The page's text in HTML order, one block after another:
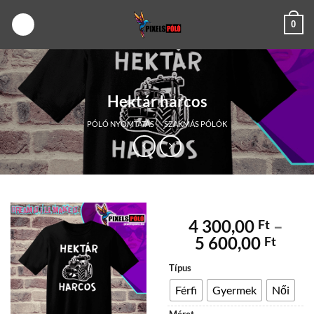
0
Hektár harcos
PÓLÓ NYOMTATÁS / SZAKMÁS PÓLÓK
4 300,00 Ft –
5 600,00 Ft
-
5
Típus
Férfi Gyermek Női